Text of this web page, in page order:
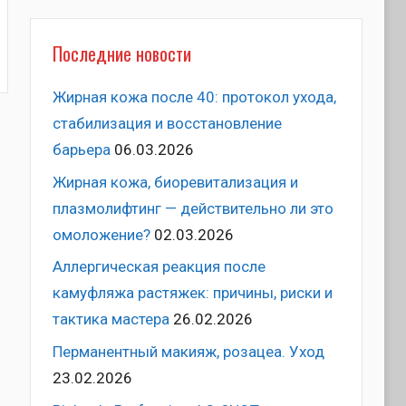
Последние новости
Жирная кожа после 40: протокол ухода,
стабилизация и восстановление
барьера 06.03.2026
Жирная кожа, биоревитализация и
плазмолифтинг — действительно ли это
омоложение? 02.03.2026
Аллергическая реакция после
камуфляжа растяжек: причины, риски и
тактика мастера 26.02.2026
Перманентный макияж, розацеа. Уход
23.02.2026